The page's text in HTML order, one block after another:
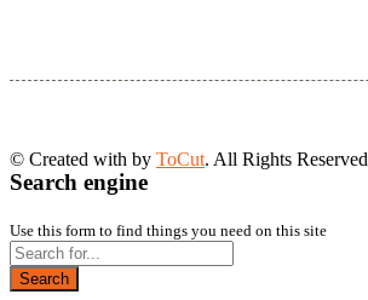
© Created with by ToCut. All Rights Reserved
Search engine
Use this form to find things you need on this site
Search